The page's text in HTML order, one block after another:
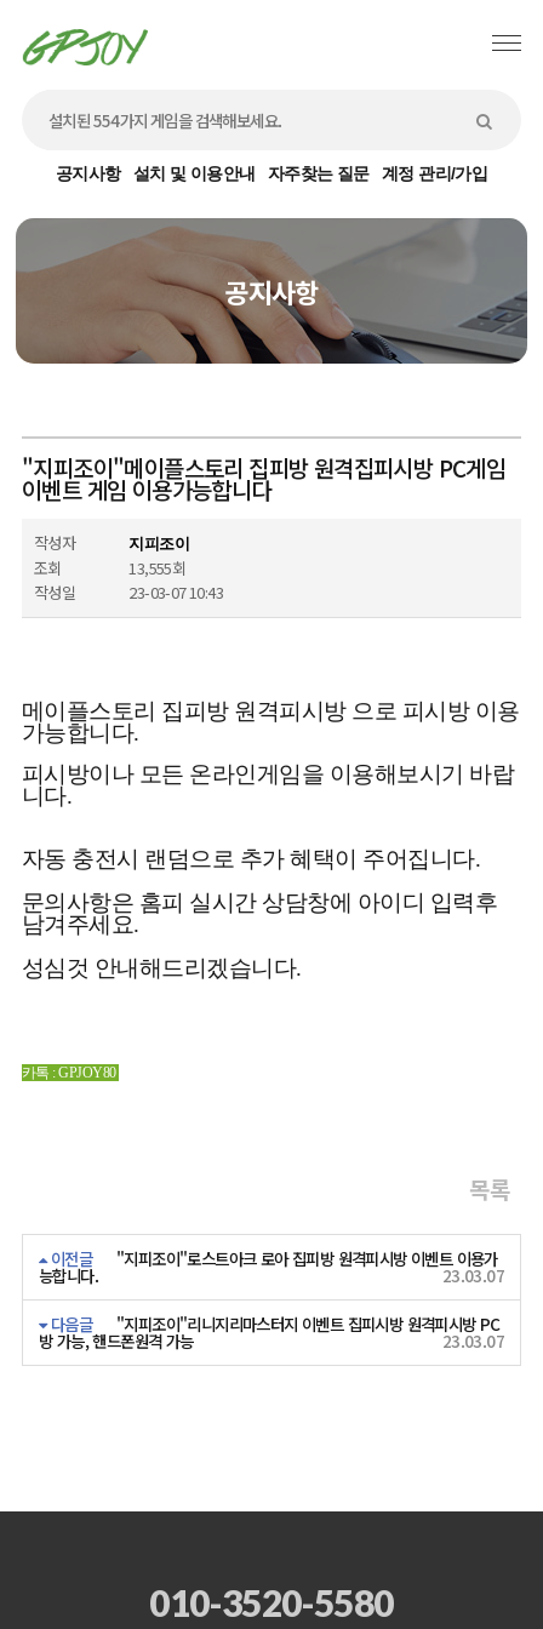
공지사항 설치 및 이용안내 자주찾는 질문 계정 관리/가입
공지사항
"지피조이"메이플스토리 집피방 원격집피시방 PC게임
이벤트 게임 이용가능합니다
작성자 지피조이
조회
13,555회
작성일
23-03-07 10:43
메이플스토리 집피방 원격피시방 으로 피시방 이용
가능합니다.
피시방이나 모든 온라인게임을 이용해보시기 바랍
니다.
자동 충전시 랜덤으로 추가 혜택이 주어집니다.
문의사항은 홈피 실시간 상담창에 아이디 입력후
남겨주세요.
성심것 안내해드리겠습니다.
카톡 : GPJOY80
목록
이전글 "지피조이"로스트아크 로아 집피방 원격피시방 이벤트 이용가
능합니다.
23.03.07
다음글
"지피조이"리니지리마스터지 이벤트 집피시방 원격피시방 PC
방 가능, 핸드폰원격 가능 23.03.07
010-3520-5580